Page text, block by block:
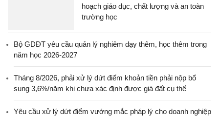
hoạch giáo dục, chất lượng và an toàn
trường học
Bộ GDĐT yêu cầu quản lý nghiêm dạy thêm, học thêm trong
năm học 2026-2027
Tháng 8/2026, phải xử lý dứt điểm khoản tiền phải nộp bổ
sung 3,6%/năm khi chưa xác định được giá đất cụ thể
Yêu cầu xử lý dứt điểm vướng mắc pháp lý cho doanh nghiệp